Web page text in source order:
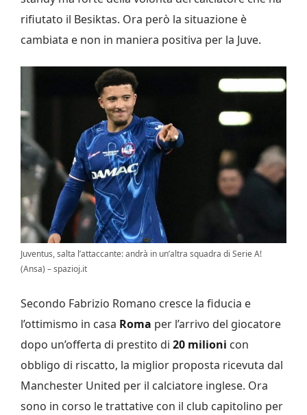
rifiutato il Besiktas. Ora però la situazione è
cambiata e non in maniera positiva per la Juve.
Juventus, salta l’attaccante: andrà in un’altra squadra di Serie A!
(Ansa) – spazioj.it
Secondo Fabrizio Romano cresce la fiducia e
l’ottimismo in casa Roma per l’arrivo del giocatore
dopo un’offerta di prestito di 20 milioni con
obbligo di riscatto, la miglior proposta ricevuta dal
Manchester United per il calciatore inglese. Ora
sono in corso le trattative con il club capitolino per